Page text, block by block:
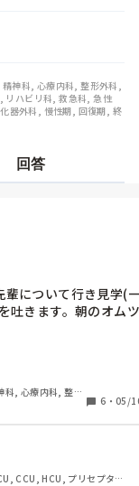
神科, 心療内科, 整形外科,
リハビリ科, 救急科, 急性
器外科, 慢性期, 回復期, 終
回答
輩について行き見学(
吐きます。朝のオムツ
陰部にBaによる潰瘍
と思いました。「染
せん、今綺麗にしま
けはしていました。し
ぇ。臭すぎ。」とい
が出てきたのですが
てオムツあてよ。」
ついたままです。
科, 心療内科, 整形
, オペ室, 透析
6 ・ 05/
CCU, HCU, プリセプター,